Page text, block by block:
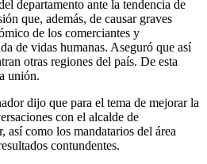
departamento ante la tendencia de
que, además, de causar graves
de los comerciantes y
de vidas humanas. Aseguró que así
otras regiones del país. De esta
unión.
dijo que para el tema de mejorar la
con el alcalde de
como los mandatarios del área
contundentes.